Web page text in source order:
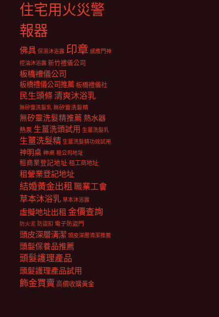
住宅用火災警
報器
佛具 保濕沐浴露 印章 感應門神
控油沐浴露 新竹禮儀公司
板橋禮儀公司
板橋禮儀公司推薦板橋禮儀社
民生頭條清爽沐浴乳
無矽靈洗髮乳 無矽靈洗髮精
無矽靈洗髮精推薦 熱水器
熱泵 生薑洗頭試用 生薑洗髮乳
生薑洗髮精 生薑洗髮精功效試用
神明桌 神桌 租公司地址
租商業登記地址 租工商地址
租營業登記地址
結婚黃金出租職業工會
草本沐浴乳 草本沐浴露
虛擬地址出租 金價查詢
防火泥 防盜扣 電子防盜門
頭皮深層清潔 頭皮深層清潔推薦
頭髮保養品推薦
頭髮護理產品
頭髮護理產品試用
飾金買賣 高價收購黃金